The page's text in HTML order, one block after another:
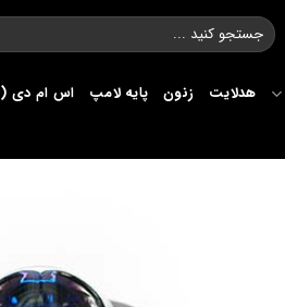
جستجو
برای:
هدلایت زنون پایه لامپ اس ام دی (SMD)